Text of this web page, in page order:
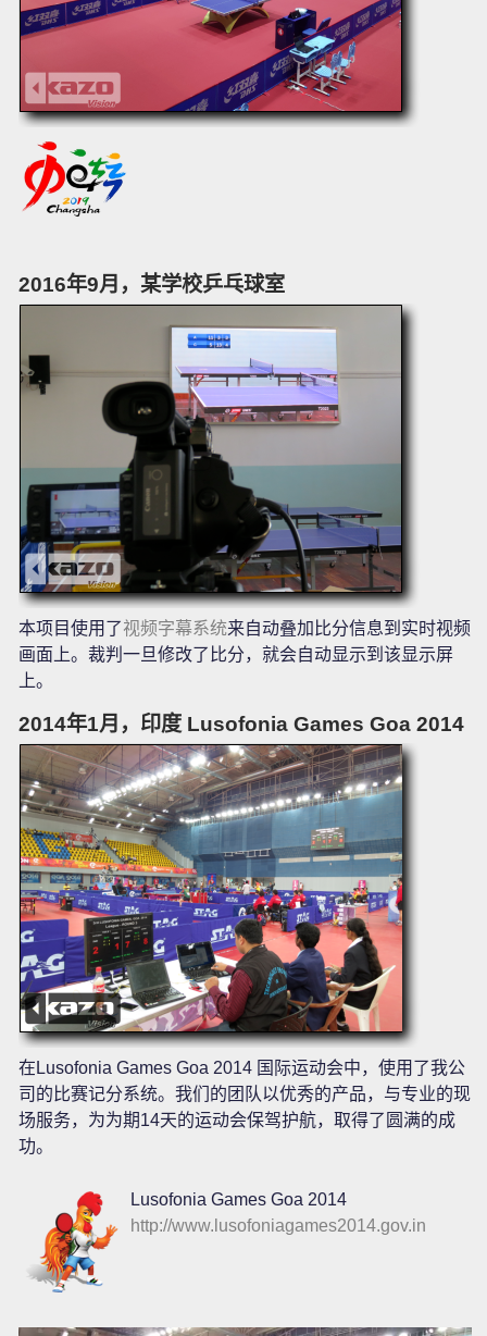
2016年9月，某学校乒乓球室
本项目使用了视频字幕系统来自动叠加比分信息到实时视频
画面上。裁判一旦修改了比分，就会自动显示到该显示屏
上。
2014年1月，印度 Lusofonia Games Goa 2014
在Lusofonia Games Goa 2014 国际运动会中，使用了我公
司的比赛记分系统。我们的团队以优秀的产品，与专业的现
场服务，为为期14天的运动会保驾护航，取得了圆满的成
功。
Lusofonia Games Goa 2014
http://www.lusofoniagames2014.gov.in